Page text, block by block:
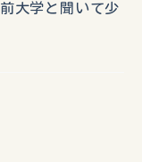
大学と聞いて少